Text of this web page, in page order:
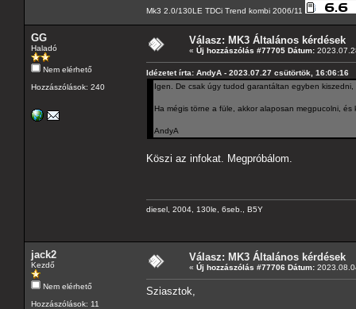
Mk3 2.0/130LE TDCi Trend kombi 2006/11
GG
Haladó
Nem elérhető
Hozzászólások: 240
Válasz: MK3 Általános kérdések
« Új hozzászólás #77705 Dátum:
Idézetet írta: AndyA - 2023.07.27 csütörtök, 16:06:16
Igen. De csak úgy tudod garantáltan egyben
Ha mégis törne a füle, akkor alaposan megpucolni,
AndyA
Köszi az infokat. Megpróbálom.
diesel, 2004, 130le, 6seb., B5Y
jack2
Kezdő
Nem elérhető
Hozzászólások: 11
Válasz: MK3 Általános kérdések
« Új hozzászólás #77706 Dátum:
Sziasztok,